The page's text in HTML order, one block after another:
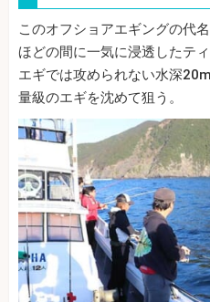
このオフショアエギングの代
ほどの間に一気に浸透したテ
エギでは攻められない水深
量級のエギを沈めて狙う。